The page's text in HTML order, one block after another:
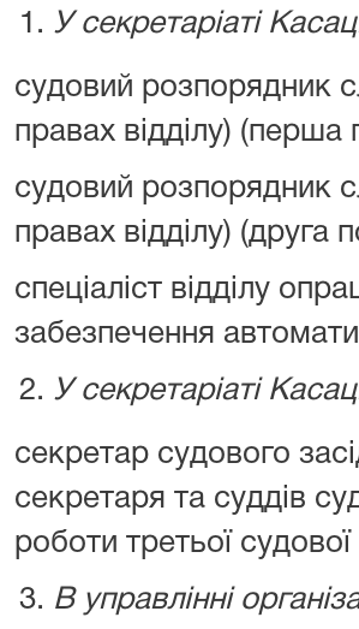
У секретаріаті
судовий розпорядник
правах відділу) (перша
судовий розпорядник
правах відділу) (друга
спеціаліст відділу
забезпечення
У секретаріаті
секретар судового
секретаря та суддів
роботи третьої судової
В управлінні